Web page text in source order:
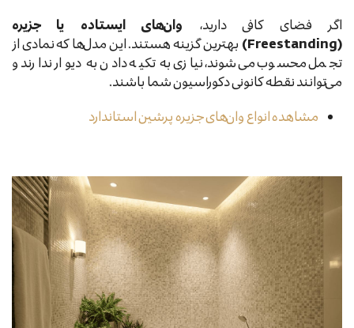
اگر فضای کافی دارید، وان‌های ایستاده یا جزیره
(Freestanding)
بهترین گزینه هستند. این مدل‌ها که نمادی از
تجمل محسوب می‌شوند، نیازی به تکیه دادن به دیوار ندارند و
می‌توانند نقطه کانونی دکوراسیون شما باشند.
مشاهده انواع وان‌های جزیره پرشین استاندارد